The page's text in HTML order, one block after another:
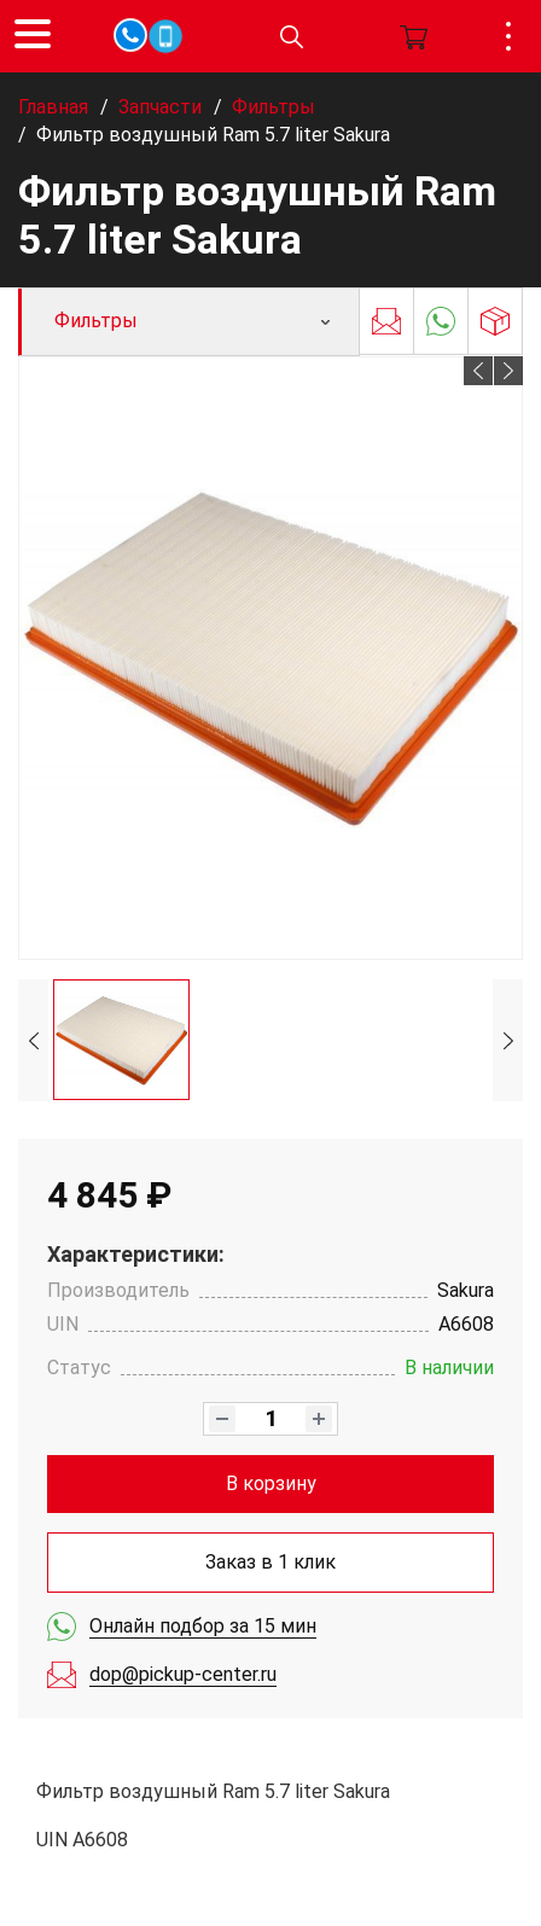
Главная / Запчасти / Фильтры
/ Фильтр воздушный Ram 5.7 liter Sakura
Фильтр воздушный Ram
5.7 liter Sakura
Фильтры
4 845 ₽
Характеристики:
Производитель
Sakura
UIN
A6608
Статус
В наличии
В корзину
Заказ в 1 клик
Онлайн подбор за 15 мин
dop@pickup-center.ru
Фильтр воздушный Ram 5.7 liter Sakura
UIN A6608